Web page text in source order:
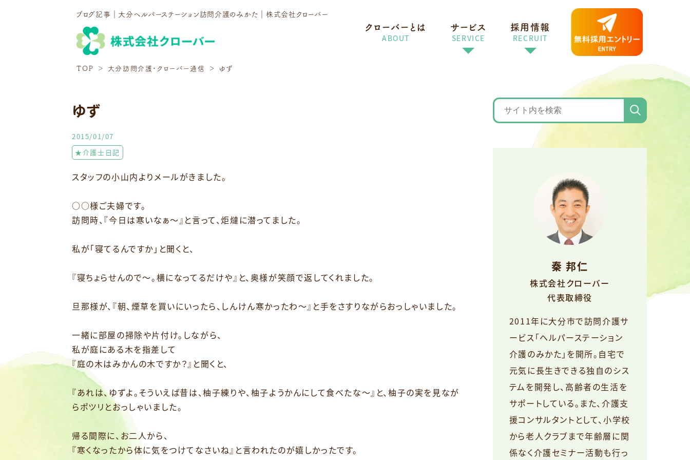
ブログ記事｜大分ヘルパーステーション訪問介護のみかた ｜株式会社クローバー
クローバーとは
ABOUT
サービス
SERVICE
採用情報
RECRUIT
TOP 大分訪問介護・クローバー通信 ゆず
ゆず
2015/01/07
★介護士日記
スタッフの小山内よりメールがきました。
○○様ご夫婦です。
訪問時、『今日は寒いなぁ～』と言って、炬燵に潜ってました。
私が「寝てるんですか」と聞くと、
『寝ちょらせんので～。横になってるだけや』と、奥様が笑顔で返してくれました。
旦那様が、『朝、煙草を買いにいったら、しんけん寒かったわ～』と手をさすりながらおっしゃいました。
一緒に部屋の掃除や片付け。しながら、
私が庭にある木を指差して
『庭の木はみかんの木ですか？』と聞くと、
『あれは、ゆずよ。そういえば昔は、柚子練りや、柚子ようかんにして食べたな～』と、柚子の実を見なが
らポツリとおっしゃいました。
帰る間際に、お二人から、
『寒くなったから体に気をつけてなさいね』と言われたのが嬉しかったです。
秦 邦仁
株式会社クローバー
代表取締役
2011年に大分市で訪問介護サ
ービス「ヘルパーステーション
介護のみかた」を開所。自宅で
元気に長生きできる独自のシス
テムを開発し、高齢者の生活を
サポートしている。また、介護支
援コンサルタントとして、小学校
から老人クラブまで年齢層に関
係なく介護セミナー活動も行っ